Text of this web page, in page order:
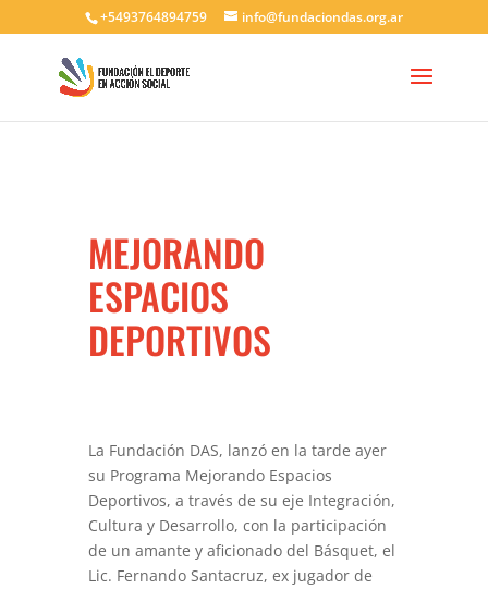
+5493764894759 info@fundaciondas.org.ar
MEJORANDO
ESPACIOS
DEPORTIVOS
La Fundación DAS, lanzó en la tarde ayer
su Programa Mejorando Espacios
Deportivos, a través de su eje Integración,
Cultura y Desarrollo, con la participación
de un amante y aficionado del Básquet, el
Lic. Fernando Santacruz, ex jugador de